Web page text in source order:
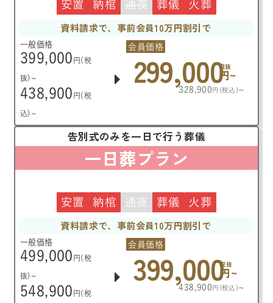
安置 納棺 通夜 葬儀 火葬
資料請求で、事前会員10万円割引で
一般価格
399,000 円(税
抜)~
438,900 円(税
込)~
会員価格
299,000税抜
円~
328,900 円(税込) ~
告別式のみを一日で行う葬儀
一日葬プラン
安置 納棺 通夜 葬儀 火葬
資料請求で、事前会員10万円割引で
一般価格
499,000 円(税
抜)~
548,900 円(税
会員価格
399,000税抜
円~
438,900 円(税込) ~